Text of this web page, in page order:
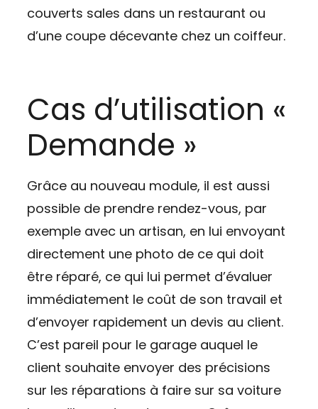
couverts sales dans un restaurant ou
d’une coupe décevante chez un coiffeur.
Cas d’utilisation «
Demande »
Grâce au nouveau module, il est aussi
possible de prendre rendez-vous, par
exemple avec un artisan, en lui envoyant
directement une photo de ce qui doit
être réparé, ce qui lui permet d’évaluer
immédiatement le coût de son travail et
d’envoyer rapidement un devis au client.
C’est pareil pour le garage auquel le
client souhaite envoyer des précisions
sur les réparations à faire sur sa voiture